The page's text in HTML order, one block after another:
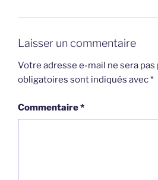
Laisser un commentaire
Votre adresse e-mail ne sera pas
obligatoires sont indiqués avec*
Commentaire*